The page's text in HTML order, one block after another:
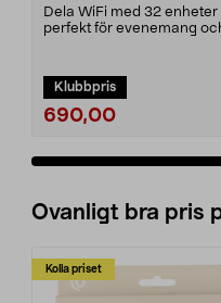
Dela WiFi med 32 enheter
perfekt för evenemang
Klubbpris
690,00
Ovanligt bra pris
Kolla priset